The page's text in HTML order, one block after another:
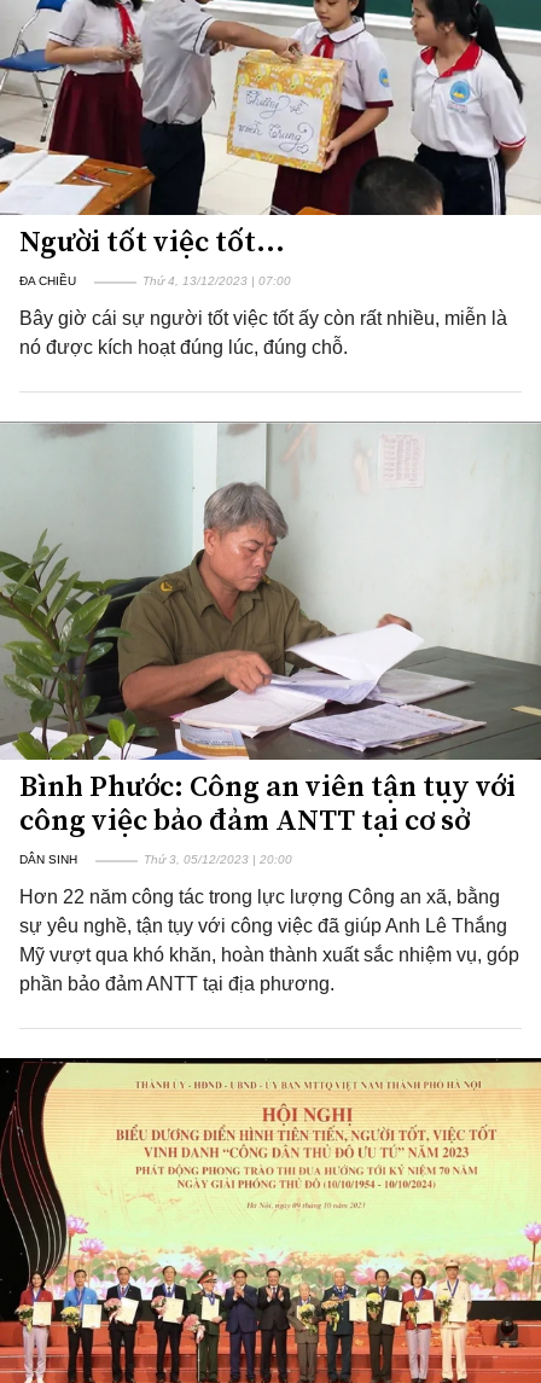
Người tốt việc tốt...
ĐA CHIỀU Thứ 4, 13/12/2023 | 07:00
Bây giờ cái sự người tốt việc tốt ấy còn rất nhiều, miễn là
nó được kích hoạt đúng lúc, đúng chỗ.
Bình Phước: Công an viên tận tụy với
công việc bảo đảm ANTT tại cơ sở
DÂN SINH Thứ 3, 05/12/2023 | 20:00
Hơn 22 năm công tác trong lực lượng Công an xã, bằng
sự yêu nghề, tận tụy với công việc đã giúp Anh Lê Thắng
Mỹ vượt qua khó khăn, hoàn thành xuất sắc nhiệm vụ, góp
phần bảo đảm ANTT tại địa phương.